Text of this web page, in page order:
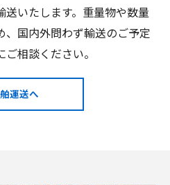
いたします。重量物や数量
、国内外問わず輸送のご予定
相談ください。
運送へ